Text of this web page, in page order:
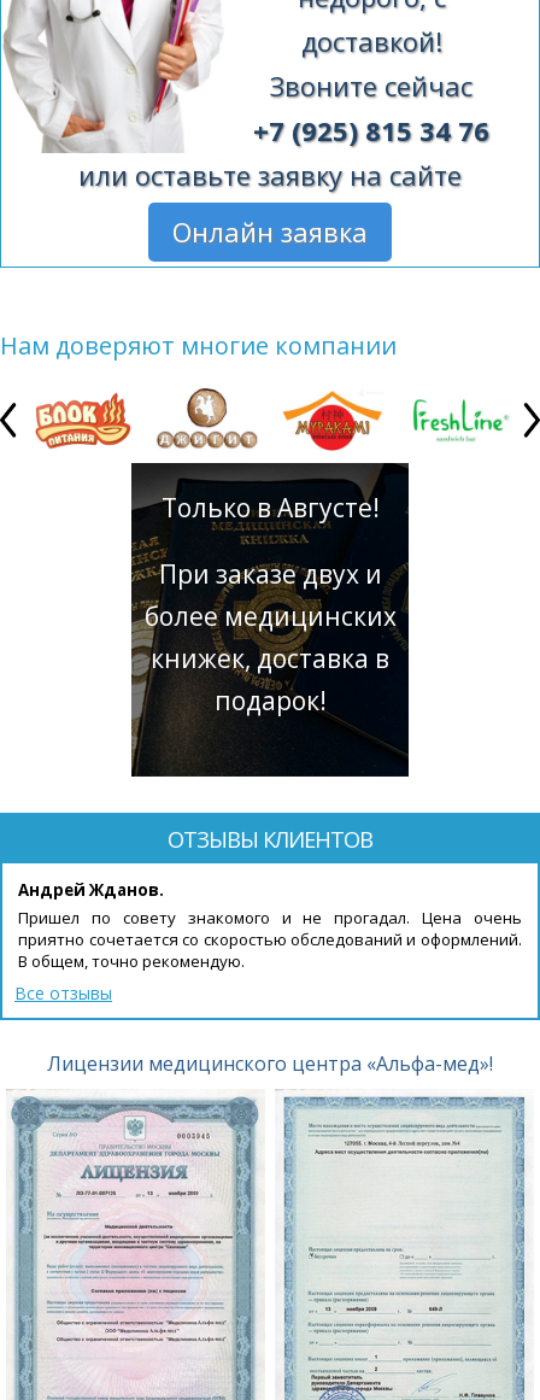
доставкой!
Звоните сейчас
+7 (925) 815 34 76
или оставьте заявку на сайте
Онлайн заявка
Нам доверяют многие компании
Только в Августе!
При заказе двух и
более медицинских
книжек, доставка в
подарок!
ОТЗЫВЫ КЛИЕНТОВ
Андрей Жданов.
Пришел по совету знакомого и не прогадал. Цена очень
приятно сочетается со скоростью обследований и оформлений.
В общем, точно рекомендую.
Все отзывы
Лицензии медицинского центра «Альфа-мед»!